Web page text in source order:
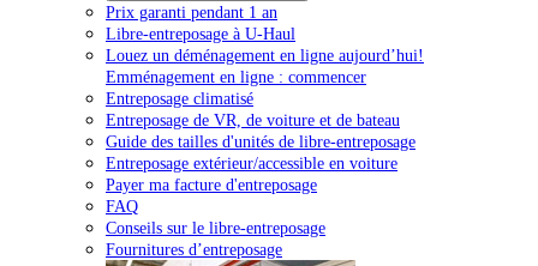
Prix garanti pendant 1 an
Libre-entreposage à U-Haul
Louez un déménagement en ligne aujourd’hui!
Emménagement en ligne : commencer
Entreposage climatisé
Entreposage de VR, de voiture et de bateau
Guide des tailles d'unités de libre-entreposage
Entreposage extérieur/accessible en voiture
Payer ma facture d'entreposage
FAQ
Conseils sur le libre-entreposage
Fournitures d’entreposage